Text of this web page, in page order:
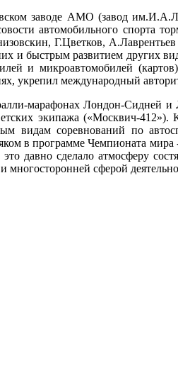
заводе АМО (завод
автомобильного спорта
Г.Цветков, А.Лаврентьев
и быстрым развитием других
и микроавтомобилей
укрепил международный
марафонах Лондон-Сидней
экипажа («Москвич-412»).
видам соревнований по
в программе Чемпионата
давно сделало атмосферу
многосторонней сферой